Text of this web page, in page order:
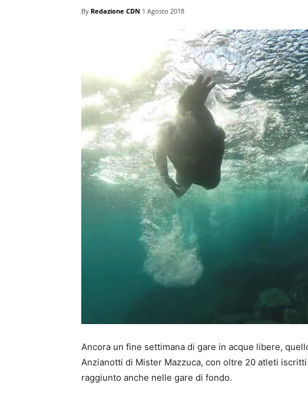
By Redazione CDN 1 Agosto 2018
Ancora un fine settimana di gare in acque libere,
Anzianotti di Mister Mazzuca, con oltre 20 atleti
raggiunto anche nelle gare di fondo.